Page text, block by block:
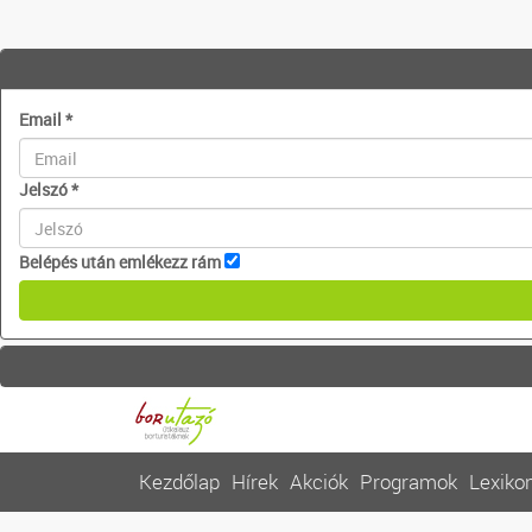
Email *
Jelszó*
Belépés után emlékezz rám
Kezdőlap Hírek Akciók Programok